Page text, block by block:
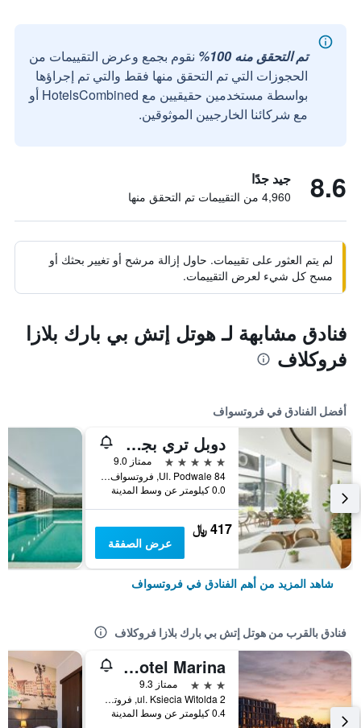
تم التحقق منه 100%
نقوم بجمع وعرض التقييمات من
الحجوزات التي تم التحقق منها فقط والتي تم إجراؤها
بواسطة مستخدمين حقيقيين مع HotelsCombined أو
مع شركائنا الخارجيين الموثوقين.
8.6 جيد جدًا
4,960 من التقييمات تم التحقق منها
لم يتم العثور على تقييمات. حاول إزالة مرشح أو تغيير بحثك أو
مسح كل شيء لعرض التقييمات.
فنادق مشابهة لـ هوتل إتش بي بارك بلازا
فروكلاف
أفضل الفنادق في فروتسواف
دوبل تري بجوار هيلتون هوتل فروتسواف
5 نجوم
ممتاز 9.0
Ul. Podwale 84, فروتسواف, محافظة سيلزيا السفلى, بولندا
0.0 كيلومتر عن وسط المدينة
417 ﷼
عرض الصفقة
شاهد المزيد من أهم الفنادق في فروتسواف
فنادق بالقرب من هوتل إتش بي بارك بلازا فروكلاف
Exclusive Aparthotel Marina
3 نجوم
ممتاز 9.3
ul. Ksiecia Witolda 2, فروتسواف, محافظة سيلزيا السفلى, بولندا
0.4 كيلومتر عن وسط المدينة